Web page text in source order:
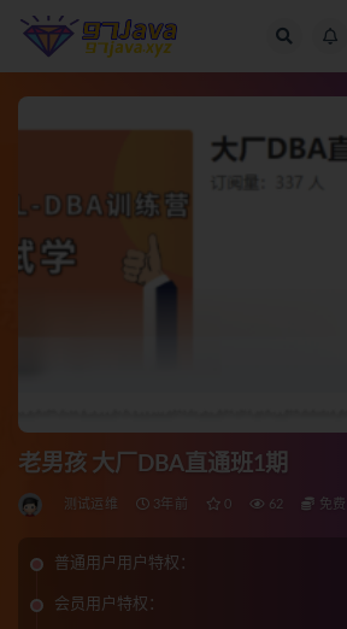
老男孩 大厂DBA直通班1期
测试运维 3年前 0 62 免费
普通用户用户特权：
会员用户特权：